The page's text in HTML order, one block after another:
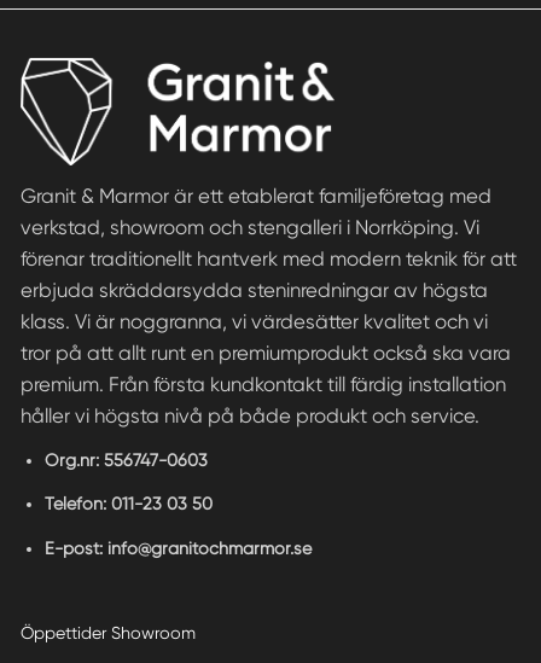
Granit & Marmor är ett etablerat familjeföretag med
verkstad, showroom och stengalleri i Norrköping. Vi
förenar traditionellt hantverk med modern teknik för att
erbjuda skräddarsydda steninredningar av högsta
klass. Vi är noggranna, vi värdesätter kvalitet och vi
tror på att allt runt en premiumprodukt också ska vara
premium. Från första kundkontakt till färdig installation
håller vi högsta nivå på både produkt och service.
Org.nr: 556747-0603
Telefon: 011-23 03 50
E-post: info@granitochmarmor.se
Öppettider Showroom